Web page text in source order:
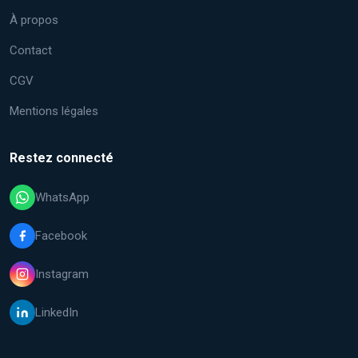
À propos
Contact
CGV
Mentions légales
Restez connecté
WhatsApp
Facebook
Instagram
LinkedIn